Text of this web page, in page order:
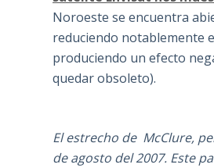
Noroeste se encuentra
reduciendo notablemente
produciendo un efecto
quedar obsoleto).
El estrecho de McClure,
de agosto del 2007. Este